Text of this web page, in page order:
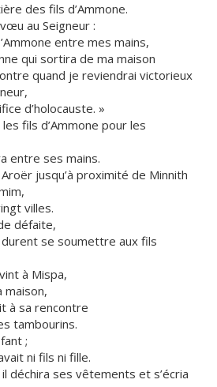
des fils d’Ammone.
au Seigneur :
entre mes mains,
qui sortira de ma maison
quand je reviendrai victorieux
d’holocauste. »
fils d’Ammone pour les
entre ses mains.
jusqu’à proximité de Minnith
villes.
défaite,
durent se soumettre aux fils
à Mispa,
maison,
à sa rencontre
tambourins.
;
ni fils ni fille.
déchira ses vêtements et s’écria